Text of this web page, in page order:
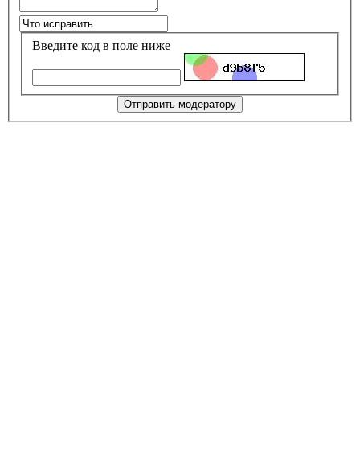
Введите код в поле ниже
Отправить модератору